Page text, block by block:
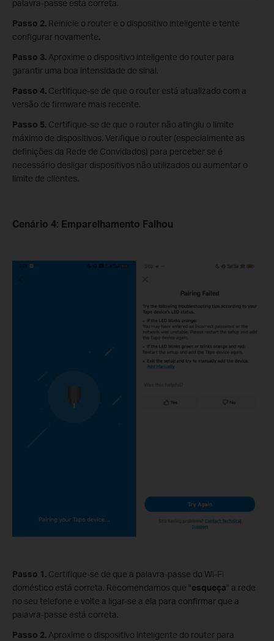
palavra-passe está correta.
Passo 2. Reinicie o router e o dispositivo inteligente e tente
configurar novamente.
Passo 3. Aproxime o dispositivo inteligente do router para
garantir uma boa intensidade de sinal.
Passo 4. Certifique-se de que o router está atualizado com a
versão de firmware mais recente.
Passo 5. Certifique-se de que o router não atingiu o limite
máximo de dispositivos. Verifique o router (especialmente as
definições da Rede de Convidados) para perceber se é
necessário desligar dispositivos não utilizados ou aumentar o
limite de clientes.
Cenário 4: Emparelhamento Falhou
Passo 1. Certifique-se de que a palavra-passe do Wi-Fi
doméstico está correta. Recomendamos que "esqueça" a rede
no seu telefone e volte a ligar-se a ela para confirmar que a
palavra-passe está correta.
Passo 2. Aproxime o dispositivo inteligente do router para